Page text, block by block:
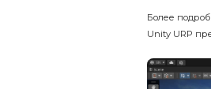
Более
Unity URP